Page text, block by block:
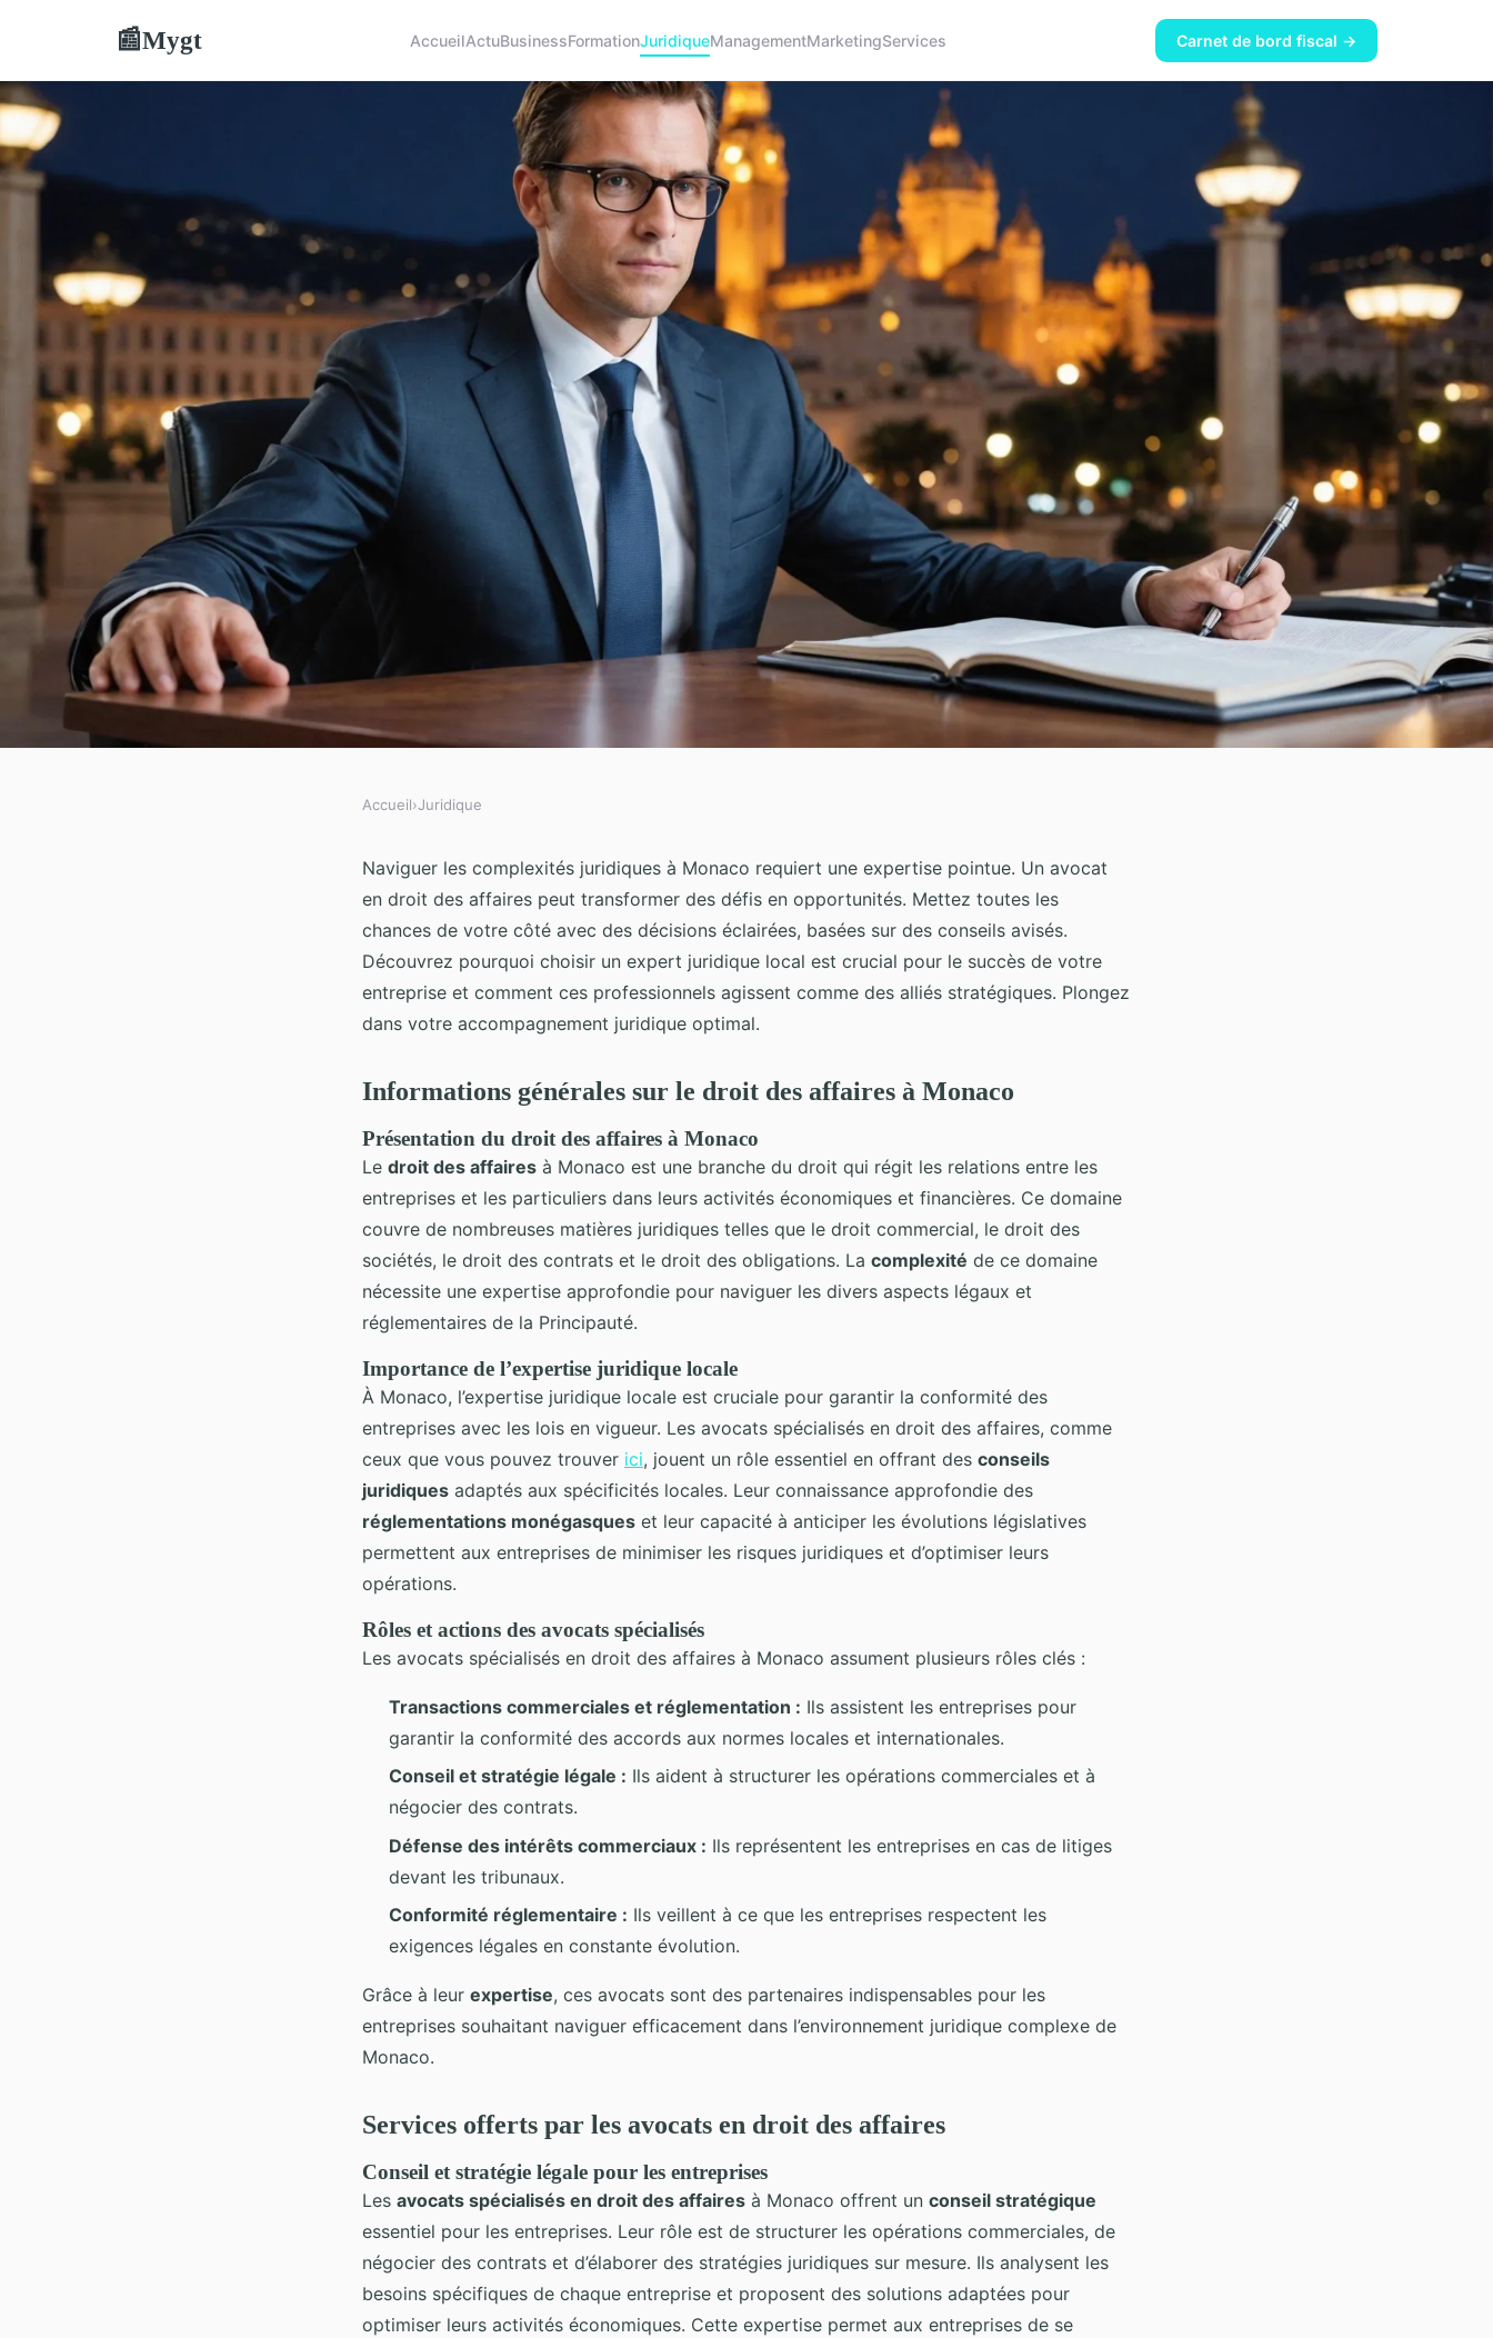
📰Mygt AccueilActuBusinessFormationJuridiqueManagementMarketingServices Carnet de bord fiscal →
Décisions juridiques avisées avec avocat
droit des affaires à monaco
Accueil›Juridique
Naviguer les complexités juridiques à Monaco requiert une expertise pointue. Un avocat
en droit des affaires peut transformer des défis en opportunités. Mettez toutes les
chances de votre côté avec des décisions éclairées, basées sur des conseils avisés.
Découvrez pourquoi choisir un expert juridique local est crucial pour le succès de votre
entreprise et comment ces professionnels agissent comme des alliés stratégiques. Plongez
dans votre accompagnement juridique optimal.
Informations générales sur le droit des affaires à Monaco
Présentation du droit des affaires à Monaco
Le droit des affaires à Monaco est une branche du droit qui régit les relations entre les
entreprises et les particuliers dans leurs activités économiques et financières. Ce domaine
couvre de nombreuses matières juridiques telles que le droit commercial, le droit des
sociétés, le droit des contrats et le droit des obligations. La complexité de ce domaine
nécessite une expertise approfondie pour naviguer les divers aspects légaux et
réglementaires de la Principauté.
Importance de l’expertise juridique locale
À Monaco, l’expertise juridique locale est cruciale pour garantir la conformité des
entreprises avec les lois en vigueur. Les avocats spécialisés en droit des affaires, comme
ceux que vous pouvez trouver ici, jouent un rôle essentiel en offrant des conseils
juridiques adaptés aux spécificités locales. Leur connaissance approfondie des
réglementations monégasques et leur capacité à anticiper les évolutions législatives
permettent aux entreprises de minimiser les risques juridiques et d’optimiser leurs
opérations.
Rôles et actions des avocats spécialisés
Les avocats spécialisés en droit des affaires à Monaco assument plusieurs rôles clés :
Transactions commerciales et réglementation : Ils assistent les entreprises pour
garantir la conformité des accords aux normes locales et internationales.
Conseil et stratégie légale : Ils aident à structurer les opérations commerciales et à
négocier des contrats.
Défense des intérêts commerciaux : Ils représentent les entreprises en cas de litiges
devant les tribunaux.
Conformité réglementaire : Ils veillent à ce que les entreprises respectent les
exigences légales en constante évolution.
Grâce à leur expertise, ces avocats sont des partenaires indispensables pour les
entreprises souhaitant naviguer efficacement dans l’environnement juridique complexe de
Monaco.
Services offerts par les avocats en droit des affaires
Conseil et stratégie légale pour les entreprises
Les avocats spécialisés en droit des affaires à Monaco offrent un conseil stratégique
essentiel pour les entreprises. Leur rôle est de structurer les opérations commerciales, de
négocier des contrats et d’élaborer des stratégies juridiques sur mesure. Ils analysent les
besoins spécifiques de chaque entreprise et proposent des solutions adaptées pour
optimiser leurs activités économiques. Cette expertise permet aux entreprises de se